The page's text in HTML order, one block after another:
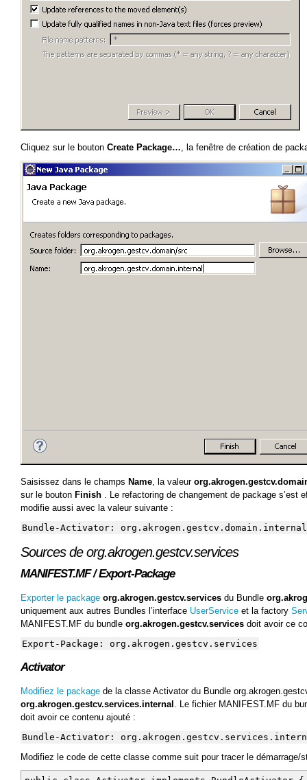
Cliquez sur le bouton Create Package…, la fenêtre de création de
Saisissez dans le champs Name, la valeur
sur le bouton Finish . Le refactoring de changement de package s’est
modifie aussi avec la valeur suivante :
Bundle-Activator:
Sources de org.akrogen.gestcv.services
MANIFEST.MF / Export-Package
Exporter le package org.akrogen.gestcv.services du Bundle
uniquement aux autres Bundles l’interface UserService et la factory
MANIFEST.MF du bundle org.akrogen.gestcv.services doit avoir ce
Export-Package: org.akrogen.gestcv.services
Activator
Modifiez le package de la classe Activator du Bundle
org.akrogen.gestcv.services.internal . Le fichier MANIFEST.MF du
doit avoir ce contenu ajouté :
Bundle-Activator:
Modifiez le code de cette classe comme suit pour tracer le démarrage/